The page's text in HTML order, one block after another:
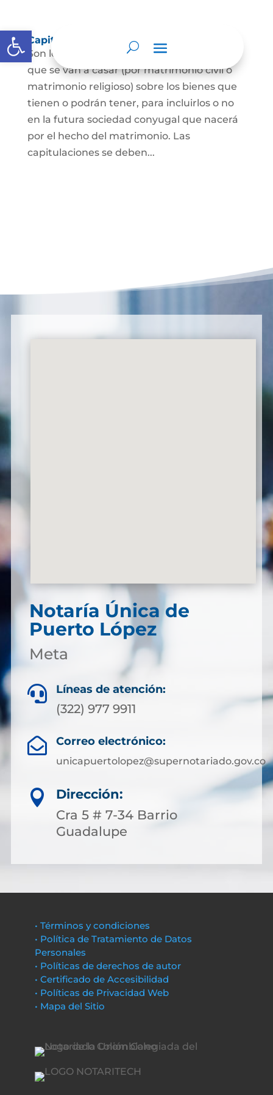
Abrir barra de herramientas
Capitulaciones Matrimoniales
Son los acuerdos que hacen las personas
que se van a casar (por matrimonio civil o
matrimonio religioso) sobre los bienes que
tienen o podrán tener, para incluirlos o no
en la futura sociedad conyugal que nacerá
por el hecho del matrimonio. Las
capitulaciones se deben...
Notaría Única de
Puerto López
Meta
 Líneas de atención:
(322) 977 9911
 Correo electrónico:
unicapuertolopez@supernotariado.gov.co

Dirección:
Cra 5 # 7-34 Barrio
Guadalupe
• Términos y condiciones
• Política de Tratamiento de Datos
Personales
• Políticas de derechos de autor
• Certificado de Accesibilidad
• Políticas de Privacidad Web
• Mapa del Sitio